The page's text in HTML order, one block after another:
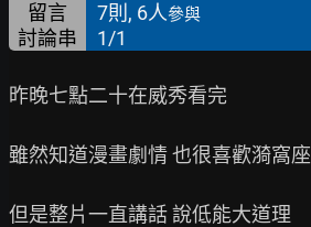
留言
7則, 6人參與
討論串 1/1
昨晚七點二十在威秀看完
雖然知道漫畫劇情 也很喜歡漪窩座
但是整片一直講話 說低能大道理